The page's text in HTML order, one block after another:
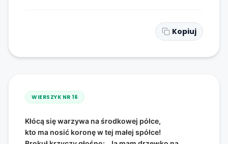
Kopiuj
WIERSZYK NR 16
Kłócą się warzywa na środkowej półce,
kto ma nosić koronę w tej małej spółce!